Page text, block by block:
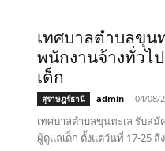
เทศบาลตำบลขุน
พนักงานจ้างทั่วไ
เด็ก
สุราษฎร์ธานี admin - 04/08/
เทศบาลตำบลขุนทะเล รับส
ผู้ดูแลเด็ก ตั้งแต่วันที่ 17-25 สิ